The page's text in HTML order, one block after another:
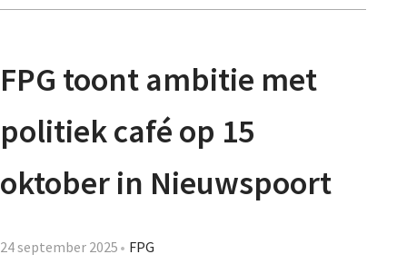
FPG toont ambitie met
politiek café op 15
oktober in Nieuwspoort
24 september 2025 FPG
Nieuwsbrief